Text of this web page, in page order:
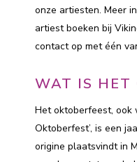
onze artiesten. Meer
artiest boeken bij
contact op met één
WAT IS HET
Het oktoberfeest, ook
Oktoberfest’, is een
origine plaatsvindt in